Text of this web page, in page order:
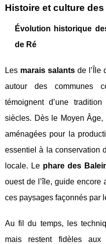
Histoire et culture
Évolution historique
de Ré
Les marais salants de l’Île
autour des communes
témoignent d’une
siècles. Dès le Moyen
aménagées pour la
essentiel à la conservation
locale. Le phare des
ouest de l’île, guide encore
ces paysages façonnés par
Au fil du temps, les
mais restent fidèles aux